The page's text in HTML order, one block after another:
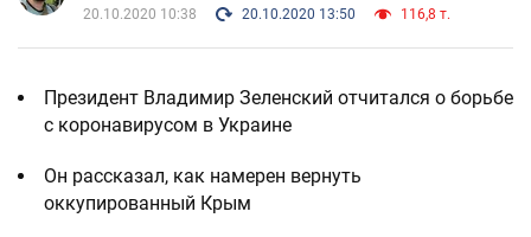
20.10.2020 10:38 20.10.2020 13:50 116,8 т.
Президент Владимир Зеленский отчитался о борьбе
с коронавирусом в Украине
Он рассказал, как намерен вернуть
оккупированный Крым